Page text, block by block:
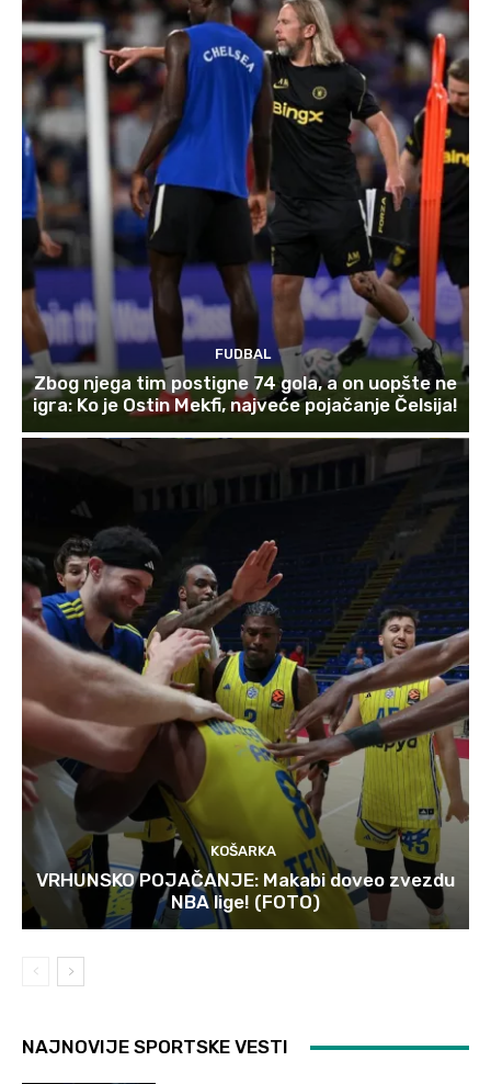
FUDBAL
Zbog njega tim postigne 74 gola, a on uopšte ne
igra: Ko je Ostin Mekfi, najveće pojačanje Čelsija!
KOŠARKA
VRHUNSKO POJAČANJE: Makabi doveo zvezdu
NBA lige! (FOTO)
NAJNOVIJE SPORTSKE VESTI